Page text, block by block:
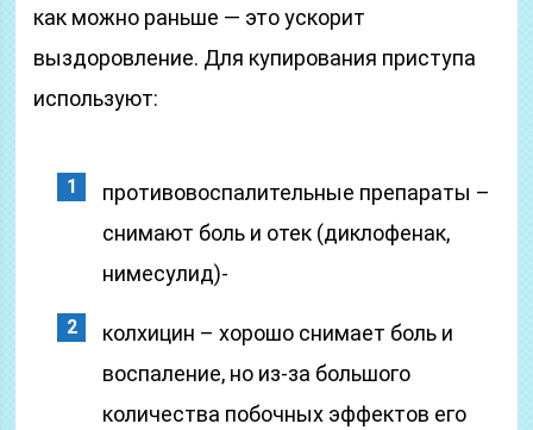
как можно раньше — это ускорит
выздоровление. Для купирования приступа
используют:
противовоспалительные препараты –
снимают боль и отек (диклофенак,
нимесулид)-
колхицин – хорошо снимает боль и
воспаление, но из-за большого
количества побочных эффектов его